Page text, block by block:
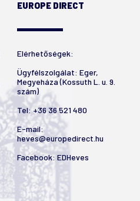
EUROPE DIRECT
Elérhetőségek:
Ügyfélszolgálat: Eger,
Megyeháza (Kossuth L. u. 9.
szám)
Tel:+36 36 521 480
E-mail:
heves@europedirect.hu
Facebook: EDHeves